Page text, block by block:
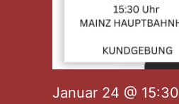
Januar 24 @ 15:30